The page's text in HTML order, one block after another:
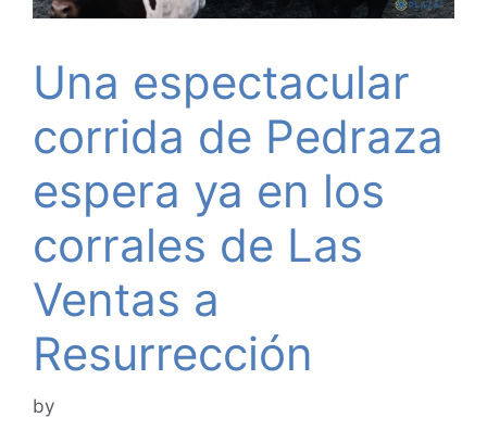
Una espectacular
corrida de Pedraza
espera ya en los
corrales de Las
Ventas a
Resurrección
by